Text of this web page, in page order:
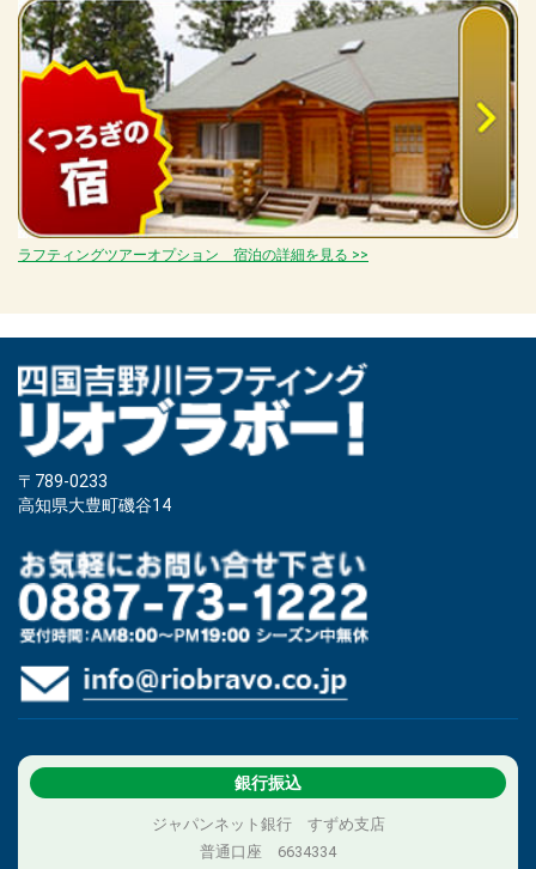
ラフティングツアーオプション 宿泊の詳細を見る >>
〒789-0233
高知県大豊町磯谷14
銀行振込
ジャパンネット銀行 すずめ支店
普通口座 6634334